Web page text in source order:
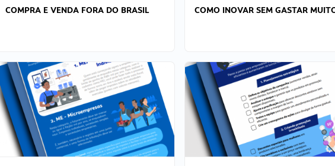
COMPRA E VENDA FORA DO BRASIL COMO INOVAR SEM GASTAR